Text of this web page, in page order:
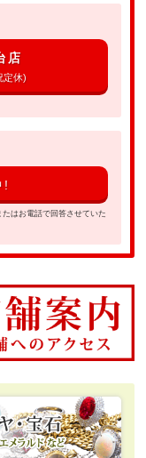
店
定休)
!
はお電話で回答させていた